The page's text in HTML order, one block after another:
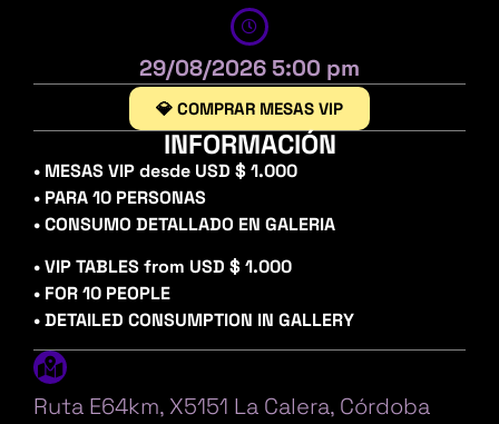
29/08/2026 5:00 pm
💎 COMPRAR MESAS VIP
INFORMACIÓN
• MESAS VIP desde USD $ 1.000
• PARA 10 PERSONAS
• CONSUMO DETALLADO EN GALERIA
• VIP TABLES from USD $ 1.000
• FOR 10 PEOPLE
• DETAILED CONSUMPTION IN GALLERY
Ruta E64km, X5151 La Calera, Córdoba